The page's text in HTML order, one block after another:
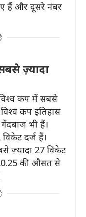
हैं और दूसरे नंबर
ज़्यादा
कप में सबसे
कप इतिहास
भी हैं।
दर्ज हैं।
ज़्यादा 27 विकेट
की औसत से